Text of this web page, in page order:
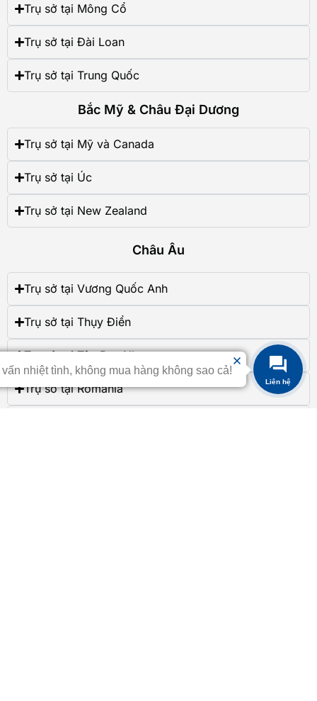
Trụ sở tại Mông Cổ
Trụ sở tại Đài Loan
Trụ sở tại Trung Quốc
Bắc Mỹ & Châu Đại Dương
Trụ sở tại Mỹ và Canada
Trụ sở tại Úc
Trụ sở tại New Zealand
Châu Âu
Trụ sở tại Vương Quốc Anh
Trụ sở tại Thụy Điển
Trụ sở tại Tây Ban Nha
Trụ sở tại Romania
nhiệt tình, không mua hàng không sao cả!